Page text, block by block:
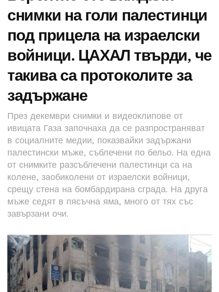
снимки на голи палестинци
под прицела на израелски
войници. ЦАХАЛ твърди, че
такива са протоколите за
задържане
През декември снимки и видеоклипове от
ивицата Газа започнаха да се разпространяват
в социалните медии, показвайки задържани
палестински мъже, съблечени по бельо. На една
от снимките разсъблечени палестинци са на
колене, заобиколени от израелски войници,
срещу стена на бомбардирана сграда. На друга
мъже седят в пясъчна яма, много от тях със
завързани очи.